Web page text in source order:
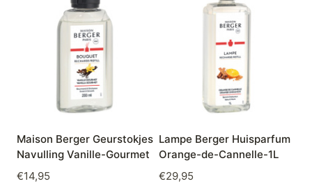
Maison Berger Geurstokjes
Navulling Vanille-Gourmet
€14,95
Lampe Berger Huisparfum
Orange-de-Cannelle-1L
€29,95